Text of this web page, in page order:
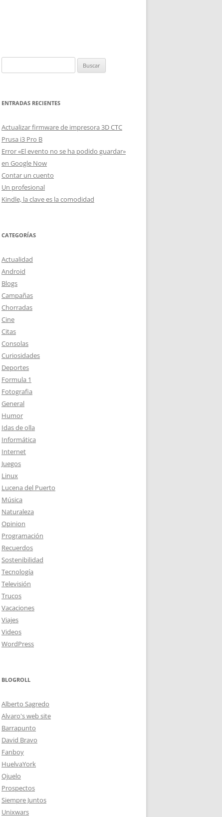
ENTRADAS RECIENTES
Actualizar firmware de impresora 3D CTC
Prusa i3 Pro B
Error «El evento no se ha podido guardar»
en Google Now
Contar un cuento
Un profesional
Kindle, la clave es la comodidad
CATEGORÍAS
Actualidad
Android
Blogs
Campañas
Chorradas
Cine
Citas
Consolas
Curiosidades
Deportes
Formula 1
Fotografia
General
Humor
Idas de olla
Informática
Internet
Juegos
Linux
Lucena del Puerto
Música
Naturaleza
Opinion
Programación
Recuerdos
Sostenibilidad
Tecnología
Televisión
Trucos
Vacaciones
Viajes
Videos
WordPress
BLOGROLL
Alberto Sagredo
Alvaro's web site
Barrapunto
David Bravo
Fanboy
HuelvaYork
Ojuelo
Prospectos
Siempre Juntos
Unixwars